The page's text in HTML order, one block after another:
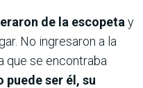
de la escopeta y
No ingresaron a la
que se encontraba
puede ser él, su